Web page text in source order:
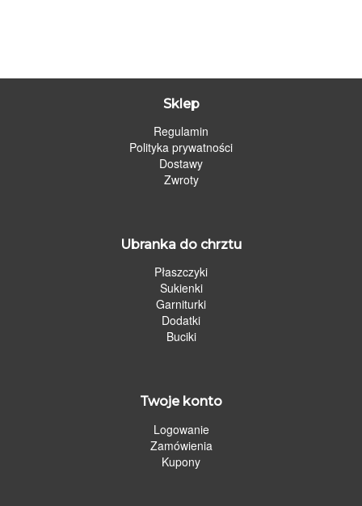
Sklep
Regulamin
Polityka prywatności
Dostawy
Zwroty
Ubranka do chrztu
Płaszczyki
Sukienki
Garniturki
Dodatki
Buciki
Twoje konto
Logowanie
Zamówienia
Kupony